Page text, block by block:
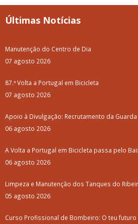
Últimas Notícias
Manutenção do Centro de Dia
07 agosto 2026
87.ª Volta a Portugal em Bicicleta
07 agosto 2026
Apoio à Divulgação: Recrutamento da
06 agosto 2026
A Volta a Portugal em Bicicleta passa pelo
06 agosto 2026
Limpeza e Manutenção dos Tanques do
05 agosto 2026
Curso Profissional de Bombeiro: O teu